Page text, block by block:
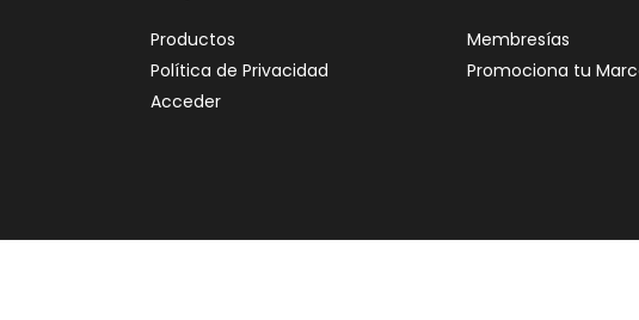
Productos
Membresías
Política de Privacidad
Promociona tu
Acceder